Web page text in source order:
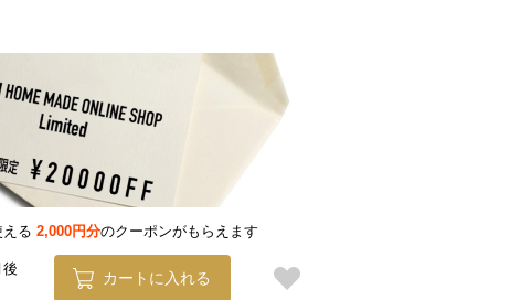
る 2,000円分のクーポンがもらえます
カートに入れる